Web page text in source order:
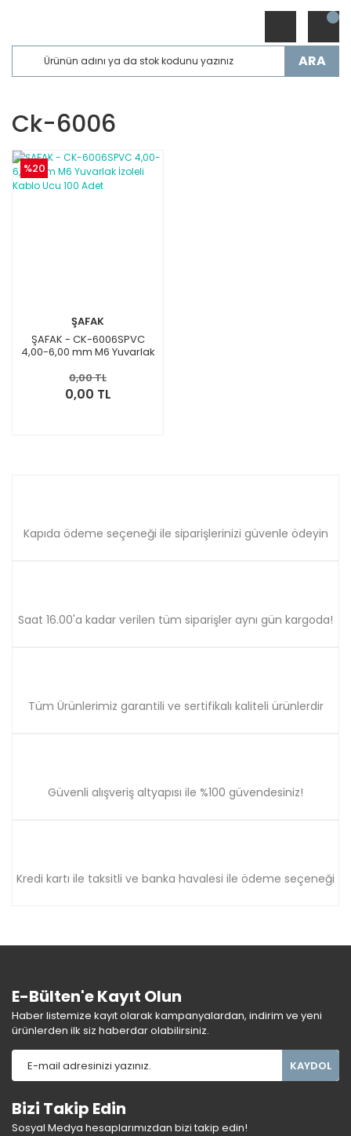
ARA
Ck-6006
%20
ŞAFAK
ŞAFAK - CK-6006SPVC
4,00-6,00 mm M6 Yuvarlak
0,00 TL
0,00 TL
Kapıda ödeme seçeneği ile siparişlerinizi güvenle ödeyin
Saat 16.00'a kadar verilen tüm siparişler aynı gün kargoda!
Tüm Ürünlerimiz garantili ve sertifikalı kaliteli ürünlerdir
Güvenli alışveriş altyapısı ile %100 güvendesiniz!
Kredi kartı ile taksitli ve banka havalesi ile ödeme seçeneği
E-Bülten'e Kayıt Olun
Haber listemize kayıt olarak kampanyalardan, indirim ve yeni
ürünlerden ilk siz haberdar olabilirsiniz.
KAYDOL
Bizi Takip Edin
Sosyal Medya hesaplarımızdan bizi takip edin!